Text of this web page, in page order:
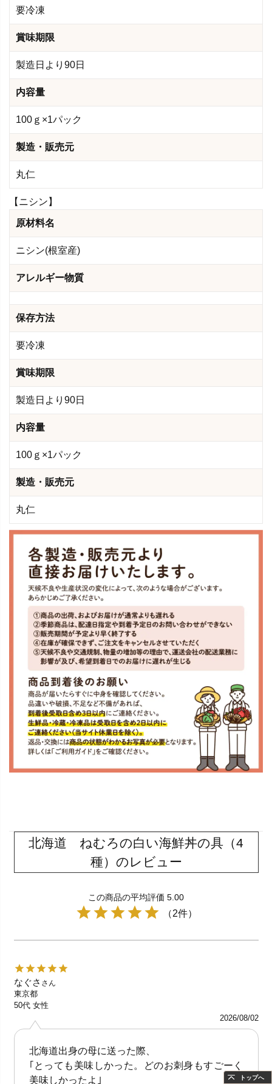
要冷凍
賞味期限
製造日より90日
内容量
100ｇ×1パック
製造・販売元
丸仁
【ニシン】
原材料名
ニシン(根室産)
アレルギー物質
保存方法
要冷凍
賞味期限
製造日より90日
内容量
100ｇ×1パック
製造・販売元
丸仁
北海道 ねむろの白い海鮮丼の具（4
種）のレビュー
この商品の平均評価 5.00
（2件）
なぐさ さん
東京都
50代 女性
2026/08/02
北海道出身の母に送った際、
｢とっても美味しかった。どのお刺身もすごーく
美味しかったよ｣
トップへ